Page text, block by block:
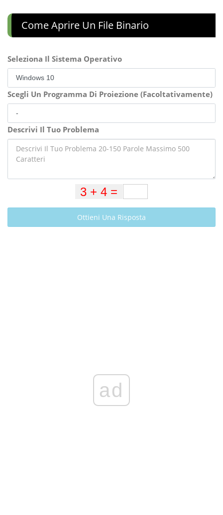
Come Aprire Un File Binario
Seleziona Il Sistema Operativo
Scegli Un Programma Di Proiezione (Facoltativamente)
Descrivi Il Tuo Problema
Ottieni Una Risposta
ad